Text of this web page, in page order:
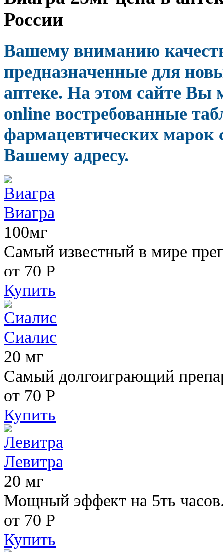
России
Вашему вниманию
предназначенные для
аптеке. На этом сайте Вы
online востребованные
фармацевтических марок
Вашему адресу.
Виагра
100мг
Самый известный в мире
от 70 Р
Купить
Сиалис
20 мг
Самый долгоиграющий
от 70 Р
Купить
Левитра
20 мг
Мощный эффект на 5ть
от 70 Р
Купить